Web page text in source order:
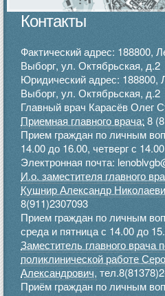
Контакты
Фактический адрес: 188800,
Выборг, ул. Октябрьская, д.2
Юридический адрес: 188800,
Выборг, ул. Октябрьская, д.2
Главный врач Карасёв Олег
Приемная главного врача: 8
Прием граждан по личным
14.00 до 16.00, четверг с
Электронная почта:
И.о. заместителя главного
Кушнир Александр
8(911)2307093
Прием граждан по личным
среда и пятница с 14.00 до
Заместитель главного врача
поликлинической работе
Александрович,
Приём граждан по личным